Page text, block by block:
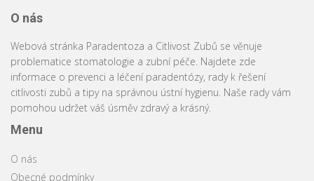
O nás
Webová stránka Paradentoza a Citlivost Zubů se věnuje
problematice stomatologie a zubní péče. Najdete zde
informace o prevenci a léčení paradentózy, rady k řešení
citlivosti zubů a tipy na správnou ústní hygienu. Naše rady vám
pomohou udržet váš úsměv zdravý a krásný.
Menu
O nás
Obecné podmínky